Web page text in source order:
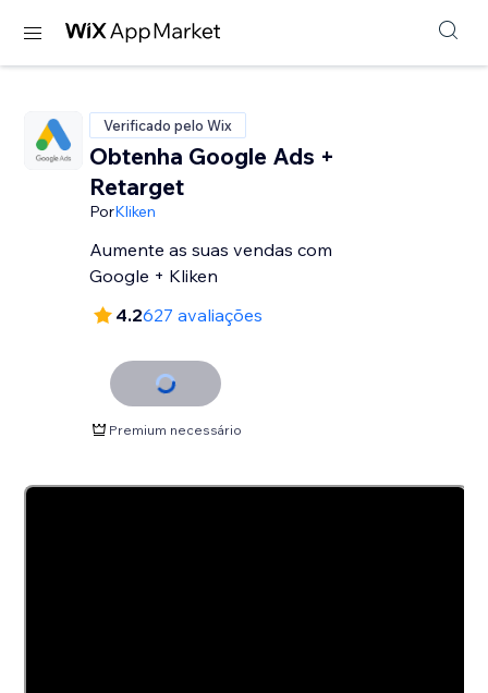
Verificado pelo Wix
Obtenha Google Ads +
Retarget
PorKliken
Aumente as suas vendas com
Google + Kliken
4.2627 avaliações
Premium necessário